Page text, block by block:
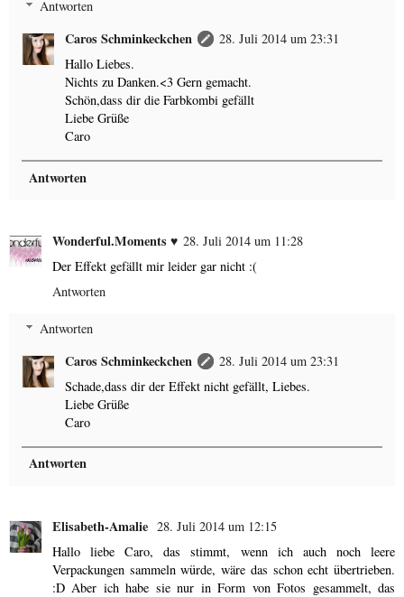
Antworten
Caros Schminkeckchen
28. Juli 2014 um 23:31
Hallo Liebes.
Nichts zu Danken.<3 Gern gemacht.
Schön,dass dir die Farbkombi gefällt
Liebe Grüße
Caro
Antworten
Wonderful.Moments ♥ 28. Juli 2014 um 11:28
Der Effekt gefällt mir leider gar nicht :(
Antworten
Antworten
Caros Schminkeckchen
28. Juli 2014 um 23:31
Schade,dass dir der Effekt nicht gefällt, Liebes.
Liebe Grüße
Caro
Antworten
Elisabeth-Amalie 28. Juli 2014 um 12:15
Hallo liebe Caro, das stimmt, wenn ich auch noch leere
Verpackungen sammeln würde, wäre das schon echt übertrieben.
:D Aber ich habe sie nur in Form von Fotos gesammelt, das